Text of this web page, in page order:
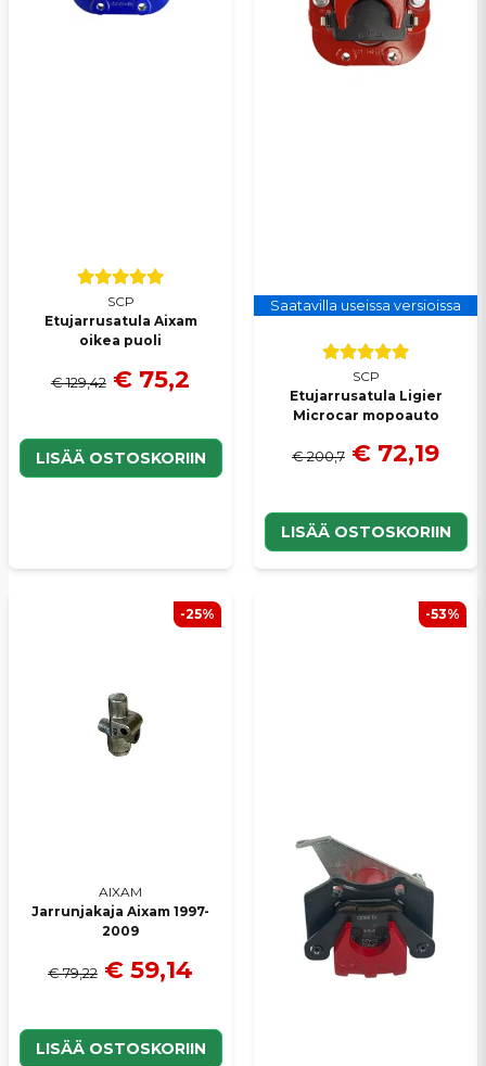
SCP
Etujarrusatula Aixam
oikea puoli
€ 129,42 € 75,2
LISÄÄ OSTOSKORIIN
Saatavilla useissa versioissa
SCP
Etujarrusatula Ligier
Microcar mopoauto
€ 200,7 € 72,19
LISÄÄ OSTOSKORIIN
AIXAM
Jarrunjakaja Aixam 1997-
2009
€ 79,22 € 59,14
LISÄÄ OSTOSKORIIN
-25% -53%